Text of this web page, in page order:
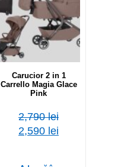
Carucior 2 in 1
Carrello Magia Glace
Pink
2,790lei
2,590 lei